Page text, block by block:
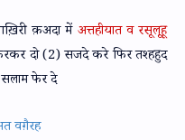
क़अदा में अत्तहीयात व रसूलूहू
दो (2) सजदे करे फिर तश्हहुद
फेर दे
वग़ैरह